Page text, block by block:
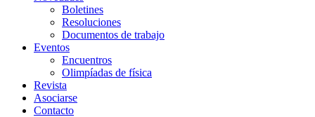
Boletines
Resoluciones
Documentos de trabajo
Eventos
Encuentros
Olimpíadas de física
Revista
Asociarse
Contacto